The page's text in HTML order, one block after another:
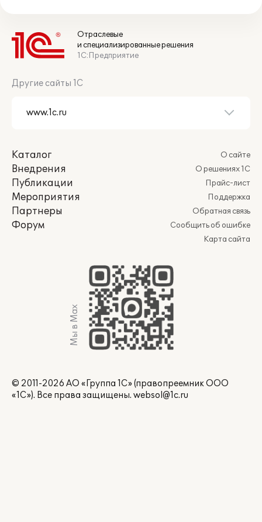
Отраслевые
и специализированные решения
1С:Предприятие
Другие сайты 1С
Каталог
Внедрения
Публикации
Мероприятия
Партнеры
Форум
О сайте
О решениях 1С
Прайс-лист
Поддержка
Обратная связь
Сообщить об ошибке
Карта сайта
Мы в Max
© 2011-2026 АО «Группа 1С» (правопреемник ООО
«1С»). Все права защищены. websol@1c.ru